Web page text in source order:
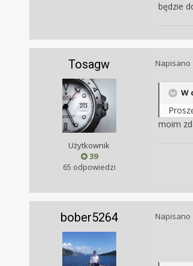
będzie
Tosagw
Użytkownik
39
65 odpowiedzi
Napisano
W
moim
bober5264 Napisano